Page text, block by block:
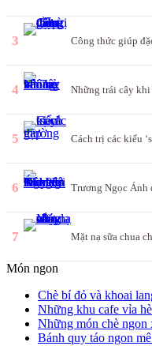
3 Công thức giúp
4 Những trái cây
5 Cách trị các kiểu
6 Trương Ngọc Ánh
7 Mặt nạ sữa chua
Món ngon
Chè bí đỏ và khoai
Những khu cafe vỉa
Những món chè ngon
Bánh quy táo ngon